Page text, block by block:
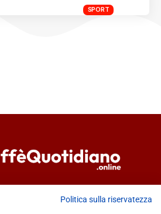
SPORT
Politica sulla riservatezza